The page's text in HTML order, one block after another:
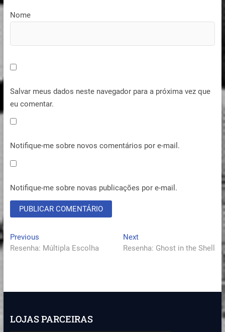
Nome
Salvar meus dados neste navegador para a próxima vez que
eu comentar.
Notifique-me sobre novos comentários por e-mail.
Notifique-me sobre novas publicações por e-mail.
Navegação
de
PreviousPrevious
post:
Resenha: Múltipla Escolha
NextNext
post:
Resenha: Ghost in the Shell
LOJAS PARCEIRAS